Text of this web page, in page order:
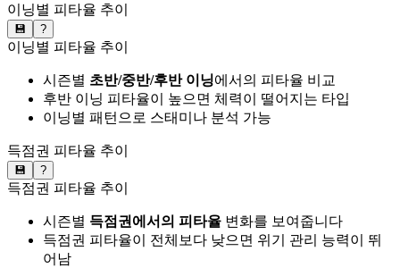
이닝별 피타율 추이
💾 ?
이닝별 피타율 추이
시즌별 초반/중반/후반 이닝에서의 피타율 비교
후반 이닝 피타율이 높으면 체력이 떨어지는 타입
이닝별 패턴으로 스태미나 분석 가능
득점권 피타율 추이
💾 ?
득점권 피타율 추이
시즌별 득점권에서의 피타율 변화를 보여줍니다
득점권 피타율이 전체보다 낮으면 위기 관리 능력이 뛰
어남